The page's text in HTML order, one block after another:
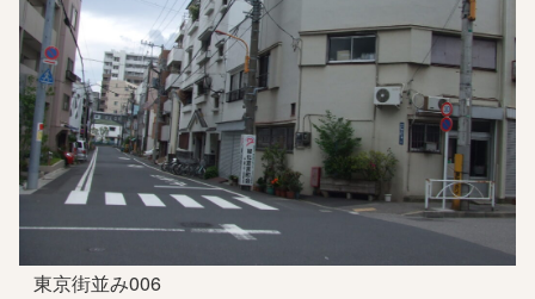
東京街並み006